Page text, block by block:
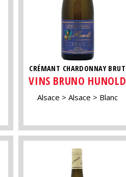
CRÉMANT CHARDONNAY BRUT
VINS BRUNO HUNOLD
Alsace Alsace Blanc